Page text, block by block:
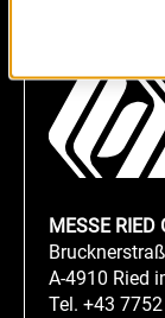
MESSE RIED
A-4910 Ried
Tel. +43